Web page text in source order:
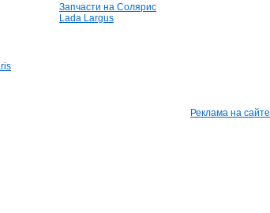
Запчасти на Солярис
Lada Largus
Реклама на сайте